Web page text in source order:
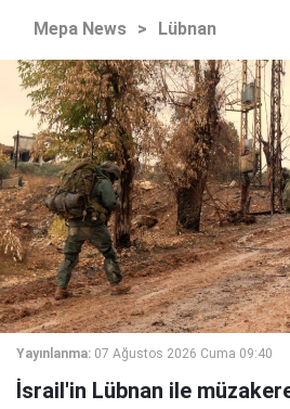
Mepa News > Lübnan
Yayınlanma: 07 Ağustos 2026 Cuma 09:40
İsrail'in Lübnan ile